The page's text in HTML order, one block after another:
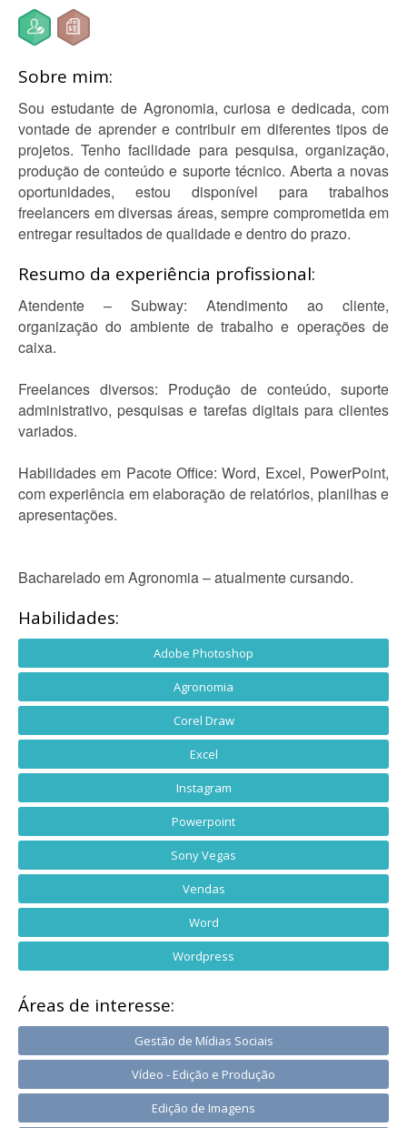
Sobre mim:
Sou estudante de Agronomia, curiosa e dedicada, com
vontade de aprender e contribuir em diferentes tipos de
projetos. Tenho facilidade para pesquisa, organização,
produção de conteúdo e suporte técnico. Aberta a novas
oportunidades, estou disponível para trabalhos
freelancers em diversas áreas, sempre comprometida em
entregar resultados de qualidade e dentro do prazo.
Resumo da experiência profissional:
Atendente – Subway: Atendimento ao cliente,
organização do ambiente de trabalho e operações de
caixa.
Freelances diversos: Produção de conteúdo, suporte
administrativo, pesquisas e tarefas digitais para clientes
variados.
Habilidades em Pacote Office: Word, Excel, PowerPoint,
com experiência em elaboração de relatórios, planilhas e
apresentações.
Bacharelado em Agronomia – atualmente cursando.
Habilidades:
Adobe Photoshop
Agronomia
Corel Draw
Excel
Instagram
Powerpoint
Sony Vegas
Vendas
Word
Wordpress
Áreas de interesse:
Gestão de Mídias Sociais
Vídeo - Edição e Produção
Edição de Imagens